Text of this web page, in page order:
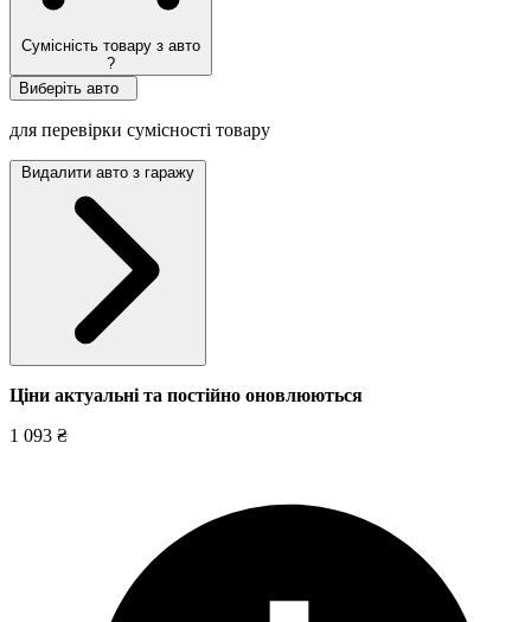
Сумісність товару з авто
?
Виберіть авто
для перевірки сумісності товару
Видалити авто з гаражу
Ціни актуальні та постійно оновлюються
1 093 ₴